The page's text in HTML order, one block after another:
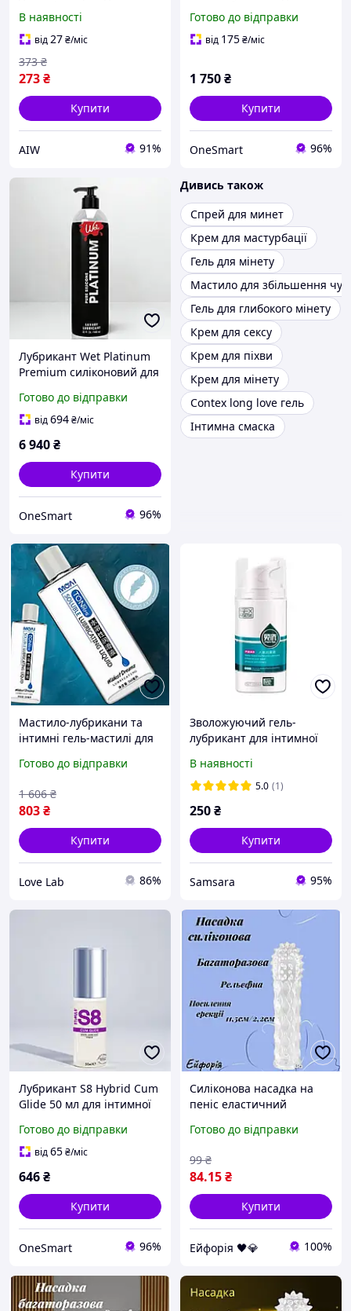
інтимну близькість.
В наявності
від27₴/міс
273₴
373 ₴
Купити
AIW 91%
близькості тривале
ковзання без запаху
Готово до відправки
від 175₴/міс
1 750₴
Купити
OneSmart 96%
Лубрикант Wet Platinum
Premium силіконовий для
тривале ковзання 946 мл
Готово до відправки
від694₴/міс
6 940₴
Купити
OneSmart 96%
Дивись також
Спрей для минет
Крем для мастурбації
Гель для мінету
Мастило для збільшення
Гель для глибокого мінету
Крем для сексу
Крем для піхви
Крем для мінету
Contex long love гель
Інтимна смаска
Мастило-лубрикани та
інтимні гель-мастилі для
задоволення. Лубрикант
гель для мигета
Готово до відправки
803₴
1 606 ₴
Купити
Love Lab 86%
Зволожуючий гель-
лубрикант для інтимної
водний 100 мл
В наявності
5.0 (1)
250₴
Купити
Samsara 95%
Лубрикант S8 Hybrid Cum
Glide 50 мл для інтимної
жирів гладке ковзання
Готово до відправки
від65₴/міс
646₴
Купити
OneSmart 96%
Силіконова насадка на
пеніс еластичний
посилення відчуттів і
Готово до відправки
84.15₴
99 ₴
Купити
Ейфорія 🖤💎 100%